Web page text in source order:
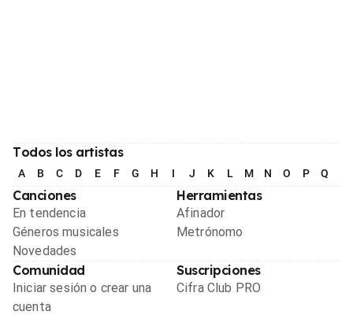
Todos los artistas
A B C D E F G H I J K L M N O P Q
Canciones
En tendencia
Géneros musicales
Novedades
Herramientas
Afinador
Metrónomo
Comunidad
Iniciar sesión o crear una
cuenta
Suscripciones
Cifra Club PRO